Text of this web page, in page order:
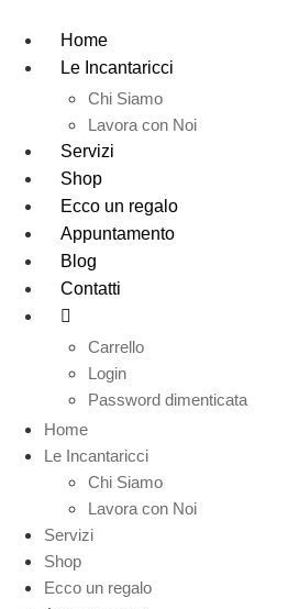
contenuto
Home
Le Incantaricci
Chi Siamo
Lavora con Noi
Servizi
Shop
Ecco un regalo
Appuntamento
Blog
Contatti
Carrello
Login
Password dimenticata
Home
Le Incantaricci
Chi Siamo
Lavora con Noi
Servizi
Shop
Ecco un regalo